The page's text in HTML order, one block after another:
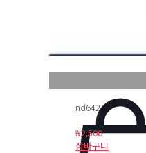
nd642
₩2,500
장바구니